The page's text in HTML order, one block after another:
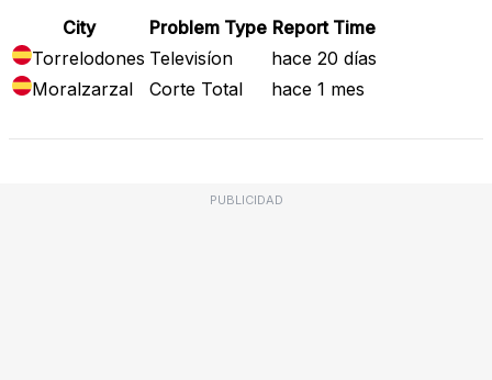
City Problem Type Report Time
Torrelodones Televisíon
hace 20 días
Moralzarzal
Corte Total hace 1 mes
PUBLICIDAD